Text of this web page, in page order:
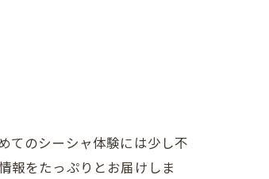
てのシーシャ体験には少し不
報をたっぷりとお届けしま